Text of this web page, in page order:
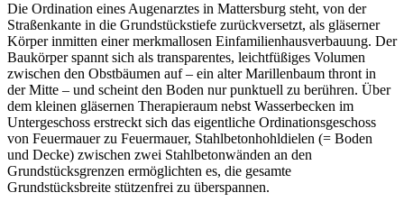
Die Ordination eines Augenarztes in Mattersburg steht, von der
Straßenkante in die Grundstückstiefe zurückversetzt, als gläserner
Körper inmitten einer merkmallosen Einfamilienhausverbauung. Der
Baukörper spannt sich als transparentes, leichtfüßiges Volumen
zwischen den Obstbäumen auf – ein alter Marillenbaum thront in
der Mitte – und scheint den Boden nur punktuell zu berühren. Über
dem kleinen gläsernen Therapieraum nebst Wasserbecken im
Untergeschoss erstreckt sich das eigentliche Ordinationsgeschoss
von Feuermauer zu Feuermauer, Stahlbetonhohldielen (= Boden
und Decke) zwischen zwei Stahlbetonwänden an den
Grundstücksgrenzen ermöglichten es, die gesamte
Grundstücksbreite stützenfrei zu überspannen.